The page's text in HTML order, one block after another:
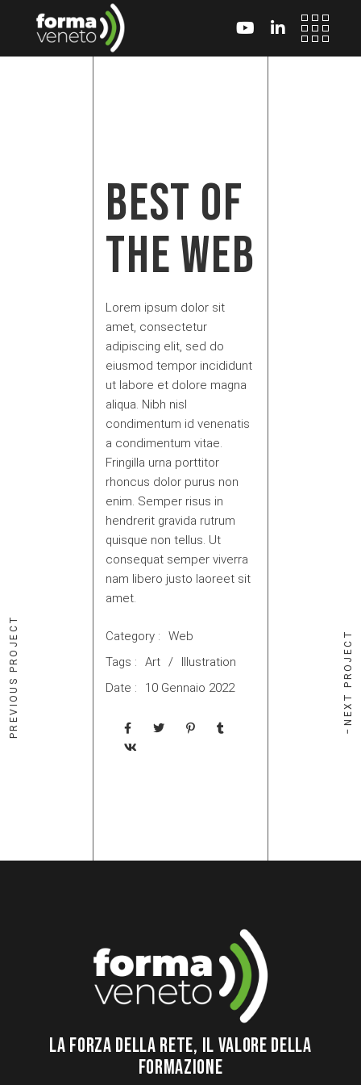
content
BEST OF
THE WEB
Lorem ipsum dolor sit
amet, consectetur
adipiscing elit, sed do
eiusmod tempor incididunt
ut labore et dolore magna
aliqua. Nibh nisl
condimentum id venenatis
a condimentum vitae.
Fringilla urna porttitor
rhoncus dolor purus non
enim. Semper risus in
hendrerit gravida rutrum
quisque non tellus. Ut
consequat semper viverra
nam libero justo laoreet sit
amet.
Category :
Web
Tags :
Art
Illustration
Date :
10 Gennaio 2022
PREVIOUS PROJECT NEXT PROJECT
LA FORZA DELLA RETE, IL VALORE DELLA
FORMAZIONE